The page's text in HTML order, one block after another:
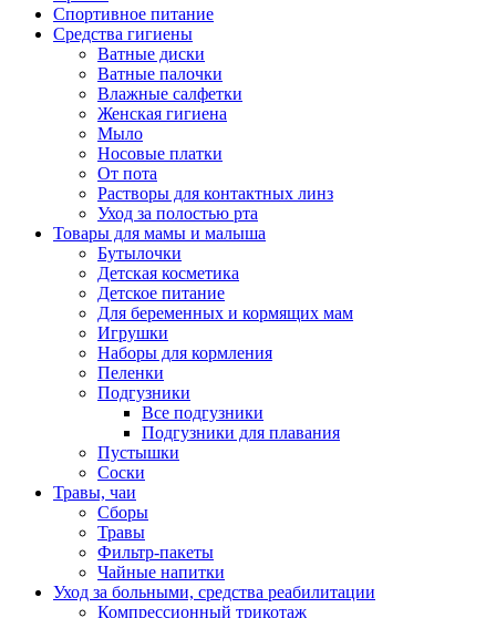
Спортивное питание
Средства гигиены
Ватные диски
Ватные палочки
Влажные салфетки
Женская гигиена
Мыло
Носовые платки
От пота
Растворы для контактных линз
Уход за полостью рта
Товары для мамы и малыша
Бутылочки
Детская косметика
Детское питание
Для беременных и кормящих мам
Игрушки
Наборы для кормления
Пеленки
Подгузники
Все подгузники
Подгузники для плавания
Пустышки
Соски
Травы, чаи
Сборы
Травы
Фильтр-пакеты
Чайные напитки
Уход за больными, средства реабилитации
Компрессионный трикотаж